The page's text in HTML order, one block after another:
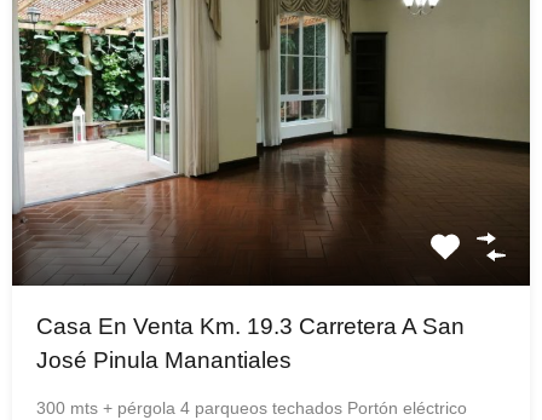
Casa En Venta Km. 19.3 Carretera A San
José Pinula Manantiales
300 mts + pérgola 4 parqueos techados Portón eléctrico